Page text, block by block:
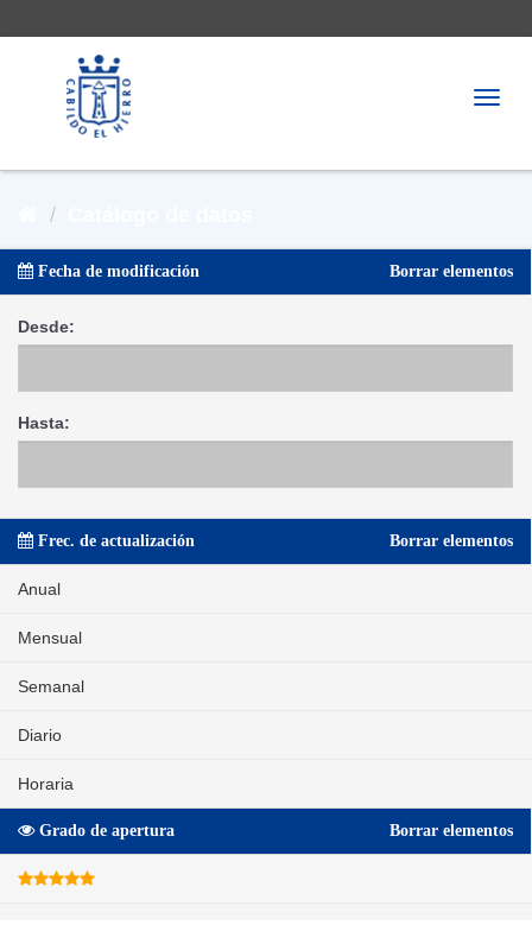
Fecha de modificación Borrar elementos
Desde
Hasta
Frec. de actualización Borrar elementos
Anual
Mensual
Semanal
Diario
Horaria
Grado de apertura Borrar elementos